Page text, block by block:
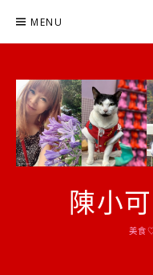
MENU
陳小
美食